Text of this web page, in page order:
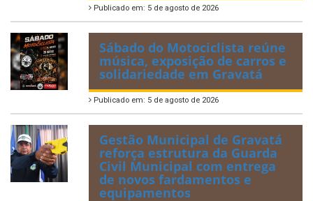
Publicado em: 5 de agosto de 2026
Sábado do Motociclista reúne
música, exposição de carros e
solidariedade em Gravatá
Publicado em: 5 de agosto de 2026
Gestão Municipal de Gravatá
reforça estrutura da Guarda
Civil Municipal com entrega
de novos fardamentos e
equipamentos